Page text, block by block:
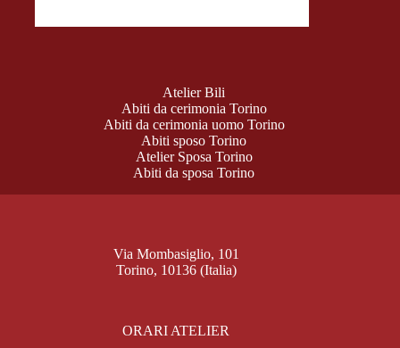
Atelier Bili
Abiti da cerimonia Torino
Abiti da cerimonia uomo Torino
Abiti sposo Torino
Atelier Sposa Torino
Abiti da sposa Torino
Via Mombasiglio, 101
Torino, 10136 (Italia)
ORARI ATELIER